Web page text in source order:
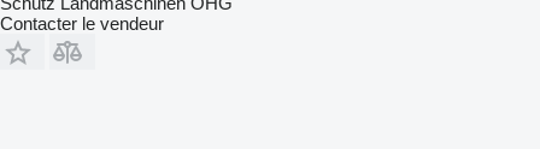
Contacter le vendeur